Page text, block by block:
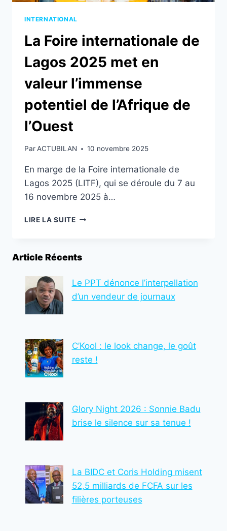
INTERNATIONAL
La Foire internationale de
Lagos 2025 met en
valeur l’immense
potentiel de l’Afrique de
l’Ouest
ParACTUBILAN 10 novembre 2025
En marge de la Foire internationale de
Lagos 2025 (LITF), qui se déroule du 7 au
16 novembre 2025 à…
LIRE LA SUITELA
LAGOS
MET
EN
VALEUR
L’AFRIQUE
DE
Article Récents
Le PPT dénonce l’interpellation
d’un vendeur de journaux
C’Kool : le look change, le goût
reste !
Glory Night 2026 : Sonnie Badu
brise le silence sur sa tenue !
La BIDC et Coris Holding misent
52,5 milliards de FCFA sur les
filières porteuses